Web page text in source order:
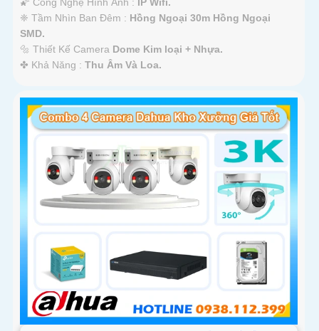
❈ Tầm Nhìn Ban Đêm : Hồng Ngoại 30m Hồng Ngoại
SMD.
🔩 Thiết Kế Camera Dome Kim loại + Nhựa.
️✤ Khả Năng : Thu Âm Và Loa.